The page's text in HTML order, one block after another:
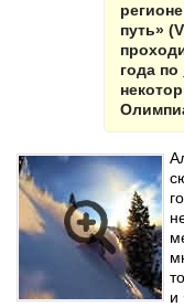
путь»
года по
и